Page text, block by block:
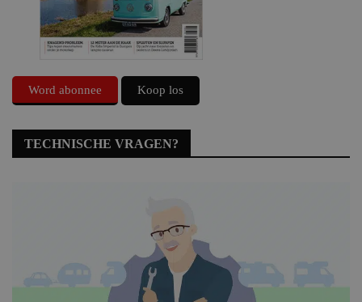
Word abonnee Koop los
TECHNISCHE VRAGEN?